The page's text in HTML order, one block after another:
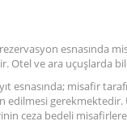
esnasında
Otel ve ara uçuşlarda
esnasında; misafir
edilmesi
ceza bedeli misafirlere